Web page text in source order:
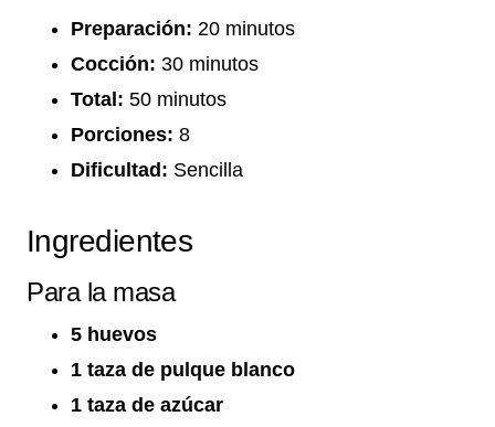
Preparación: 20 minutos
Cocción: 30 minutos
Total: 50 minutos
Porciones: 8
Dificultad: Sencilla
Ingredientes
Para la masa
5 huevos
1 taza de pulque blanco
1 taza de azúcar